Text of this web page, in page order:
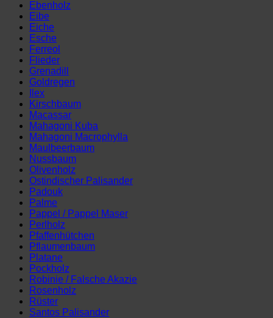
Ebenholz
Eibe
Eiche
Esche
Ferreol
Flieder
Grenadill
Goldregen
Ilex
Kirschbaum
Macassar
Mahagoni Kuba
Mahagoni Macrophylla
Maulbeerbaum
Nussbaum
Olivenholz
Ostindischer Palisander
Padouk
Palme
Pappel / Pappel Maser
Perlholz
Pfaffenhütchen
Pflaumenbaum
Platane
Pockholz
Robinie / Falsche Akazie
Rosenholz
Rüster
Santos Palisander